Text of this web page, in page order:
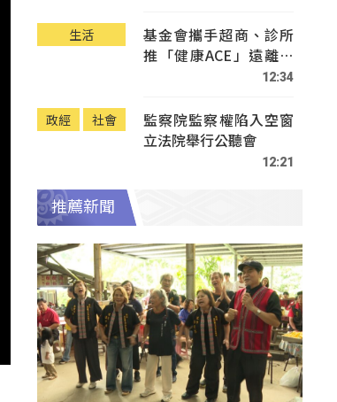
生活
基金會攜手超商、診所
推「健康ACE」遠離疾
12:34
政經 社會
監察院監察權陷入空窗
立法院舉行公聽會
12:21
推薦新聞